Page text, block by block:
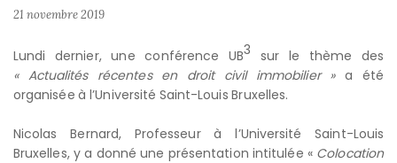
21 novembre 2019
Lundi dernier, une conférence UB3 sur le thème des
« Actualités récentes en droit civil immobilier »a été
organisée à l’Université Saint-Louis Bruxelles.
Nicolas Bernard, Professeur à l’Université Saint-Louis
Bruxelles, y a donné une présentation intitulée «Colocation